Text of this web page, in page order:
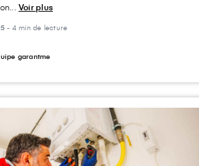
Voir plus
- 4 min de lecture
garantme